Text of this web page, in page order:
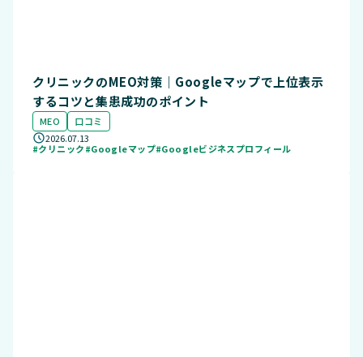
クリニックのMEO対策｜Googleマップで上位表示
するコツと集患成功のポイント
MEO
口コミ
2026.07.13
#クリニック#Googleマップ#Googleビジネスプロフィール